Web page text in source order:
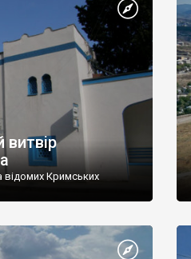
відомих Кримських